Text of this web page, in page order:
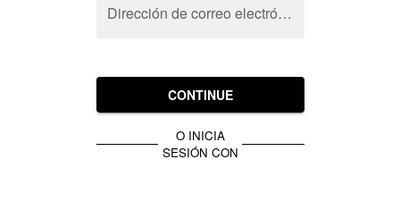
Dirección de correo electrónico
CONTINUE
O INICIA
SESIÓN CON